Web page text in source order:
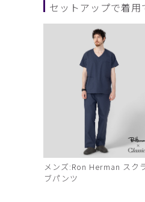
セットアップで着用
メンズ:Ron Herman スク
ブパンツ